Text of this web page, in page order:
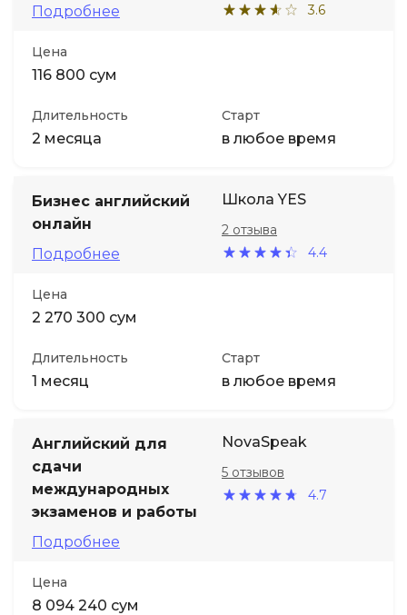
Подробнее
3.6
Цена
116 800 сум
Длительность
2 месяца
Старт
в любое время
Бизнес английский
онлайн
Подробнее
Школа YES
4.4
2 отзыва
Цена
2 270 300 сум
Длительность
1 месяц
Старт
в любое время
Английский для
сдачи
международных
экзаменов и работы
Подробнее
NovaSpeak
4.7
5 отзывов
Цена
8 094 240 сум